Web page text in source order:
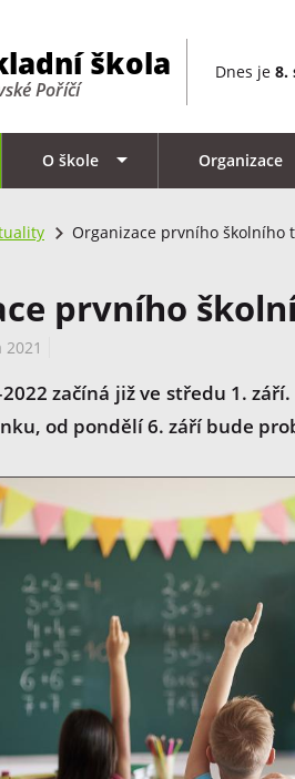
Dnes je 8.
O škole Organizace
Organizace prvního školního
prvního
začíná již ve středu 1.
od pondělí 6. září bude